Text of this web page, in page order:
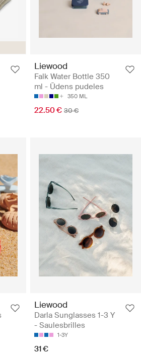
Liewood
Falk Water Bottle 350
ml - Ūdens pudeles
350 ML
22.50 € 30 €
Liewood
Darla Sunglasses 1-3 Y
- Saulesbrilles
1-3Y
31 €